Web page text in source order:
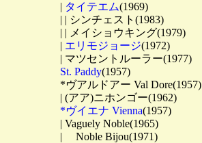
| タイテエム(1969)
| | シンチェスト(1983)
| | メイショウキング(1979)
| エリモジョージ(1972)
| マツセントルーラー(1977)
St. Paddy(1957)
*ヴアルドアー Val Dore(1957)
| (アア)ニホンゴー(1962)
*ヴイエナ Vienna(1957)
| Vaguely Noble(1965)
| 　Noble Bijou(1971)